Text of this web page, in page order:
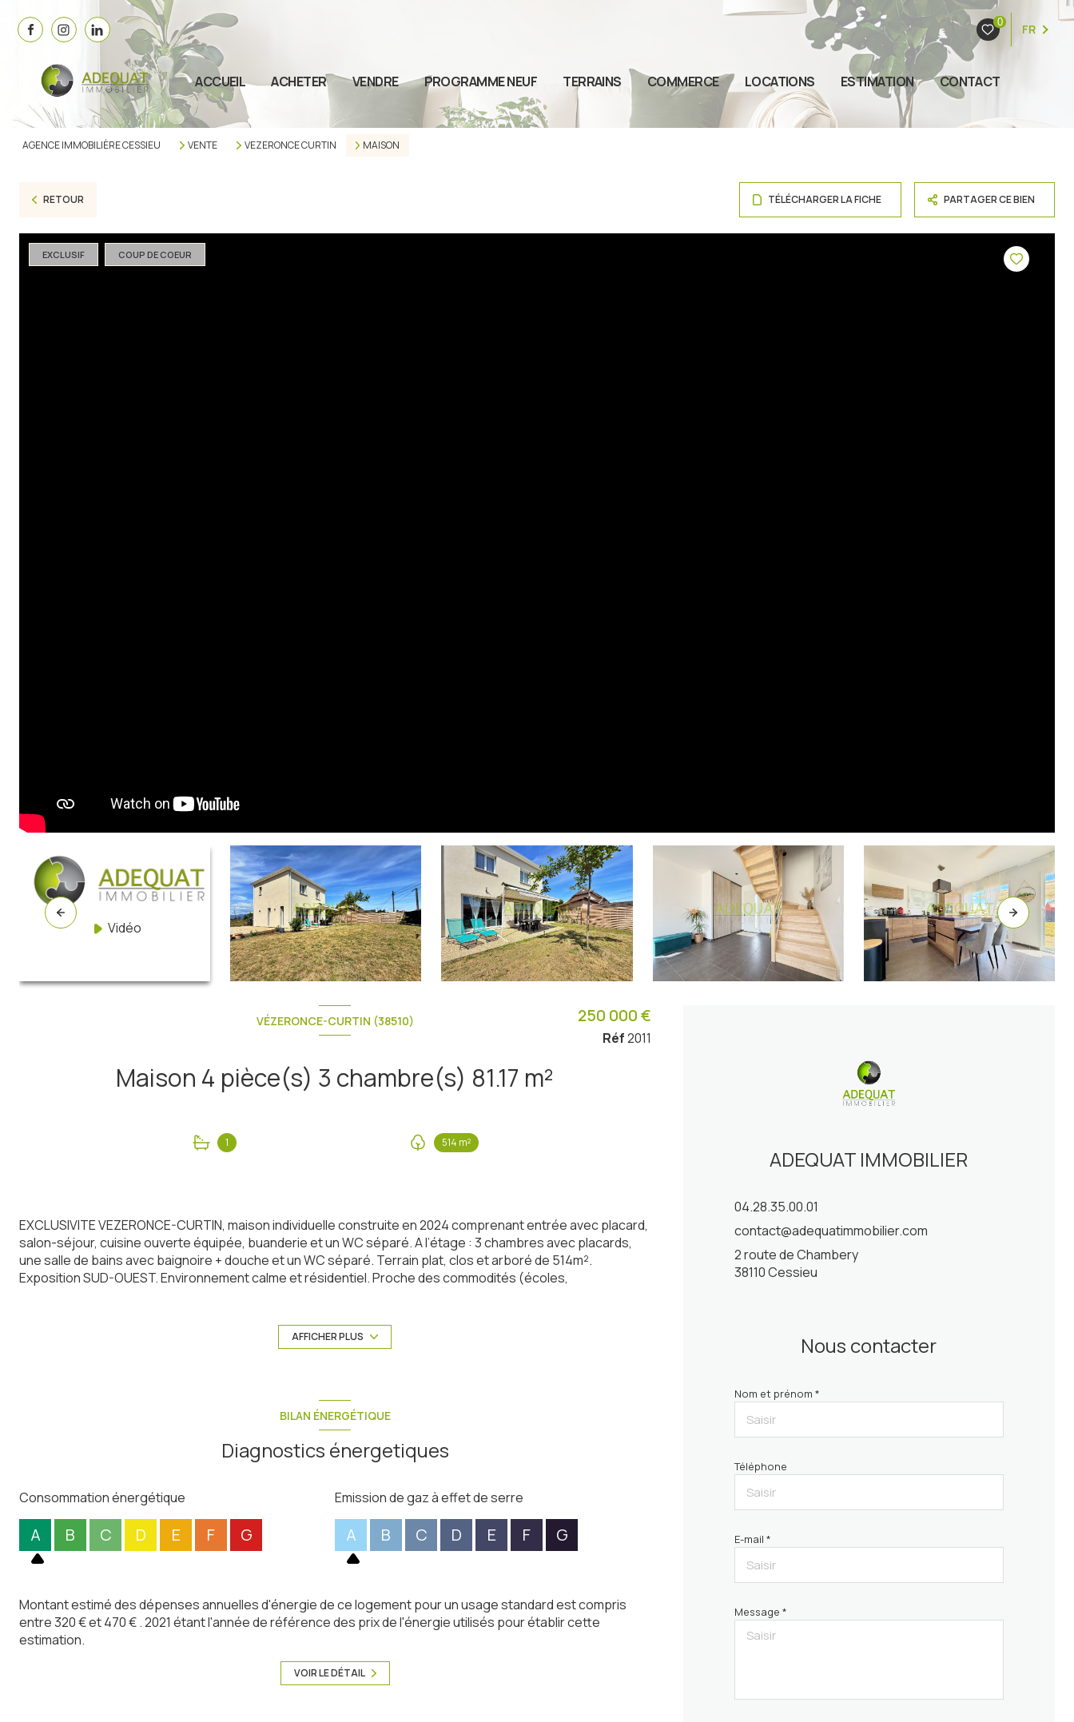
0 FR
ACCUEIL ACHETER VENDRE PROGRAMME NEUF TERRAINS COMMERCE LOCATIONS ESTIMATION CONTACT
AGENCE IMMOBILIÈRE CESSIEU VENTE VEZERONCE CURTIN MAISON
RETOUR TÉLÉCHARGER LA FICHE PARTAGER CE BIEN
EXCLUSIF COUP DE COEUR
Vidéo
VÉZERONCE-CURTIN (38510)
Maison 4 pièce(s) 3 chambre(s) 81.17 m²
1 514 m²
250 000 €
Réf2011
EXCLUSIVITE VEZERONCE-CURTIN, maison individuelle construite en 2024 comprenant entrée avec placard,
salon-séjour, cuisine ouverte équipée, buanderie et un WC séparé. A l’étage : 3 chambres avec placards,
une salle de bains avec baignoire + douche et un WC séparé. Terrain plat, clos et arboré de 514m².
Exposition SUD-OUEST. Environnement calme et résidentiel. Proche des commodités (écoles,
de jardin, bandeaux PVC...POUR PLUS DE RENSEIGNEMENTS CONTACTER VOTRE AGENT COMMERCIAL LOIC
AFFICHER PLUS
BILAN ÉNERGÉTIQUE
Diagnostics énergetiques
Consommation énergétique
A B C D E F G
Emission de gaz à effet de serre
A B C D E F G
Montant estimé des dépenses annuelles d'énergie de ce logement pour un usage standard est compris
entre 320 € et 470 € . 2021 étant l'année de référence des prix de l'énergie utilisés pour établir cette
estimation.
VOIR LE DÉTAIL
ADEQUAT IMMOBILIER
04.28.35.00.01
contact@adequatimmobilier.com
2 route de Chambery
38110 Cessieu
Nous contacter
Nom et prénom *
Téléphone
E-mail *
Message *